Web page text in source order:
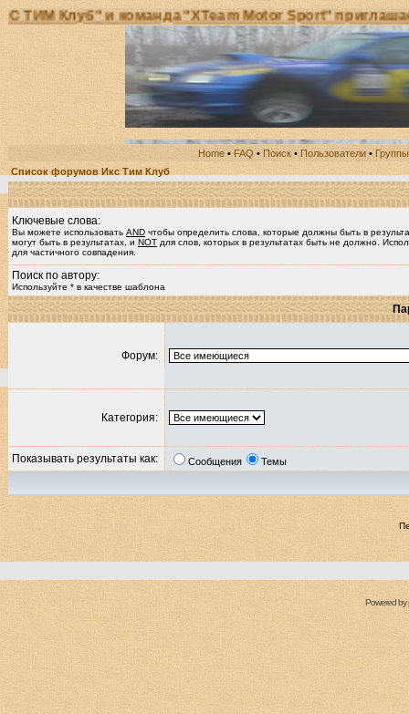
и команда "XTeam Motor Sport" приглашает
Home • FAQ • Поиск • Пользователи • Группы
Список форумов Икс Тим Клуб
Ключевые слова:
Вы можете использовать AND чтобы определить слова, которые должны быть в
могут быть в результатах, и NOT для слов, которых в результатах быть не должно.
для частичного совпадения.
Поиск по автору:
Используйте * в качестве шаблона
Форум:
Категория:
Показывать результаты как: Сообщения Темы
Powered by